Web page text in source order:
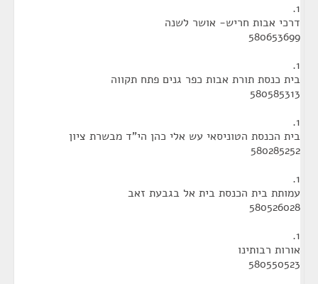
1.
דרכי אבות חריש- אושר לשנה
580653699
1.
בית כנסת תורת אבות כפר גנים פתח תקווה
580585313
1.
בית הכנסת הטוניסאי עש אלי כהן הי"ד מבשרת ציון
580285252
1.
עמותת בית הכנסת בית אל בגבעת זאב
580526028
1.
אורות רבותינו
580550523